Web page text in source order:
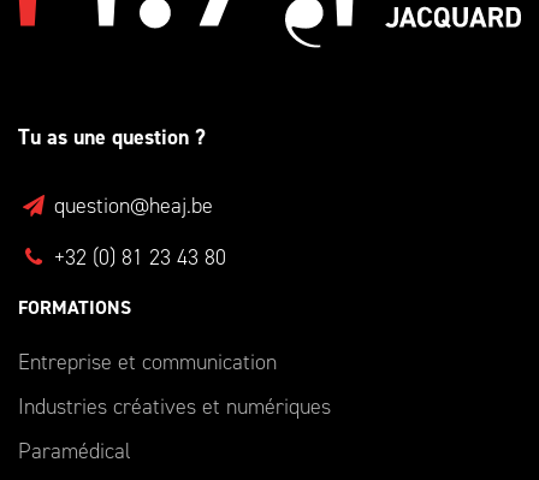
Tu as une question ?
question@heaj.be
+32 (0) 81 23 43 80
FORMATIONS
Entreprise et communication
Industries créatives et numériques
Paramédical